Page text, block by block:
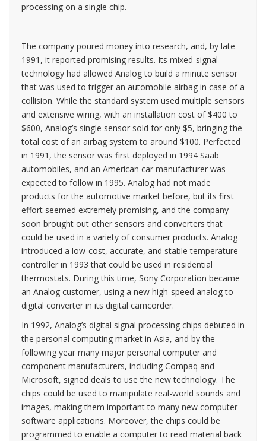
processing on a single chip.
The company poured money into research, and, by late
1991, it reported promising results. Its mixed-signal
technology had allowed Analog to build a minute sensor
that was used to trigger an automobile airbag in case of a
collision. While the standard system used multiple sensors
and extensive wiring, with an installation cost of $400 to
$600, Analog’s single sensor sold for only $5, bringing the
total cost of an airbag system to around $100. Perfected
in 1991, the sensor was first deployed in 1994 Saab
automobiles, and an American car manufacturer was
expected to follow in 1995. Analog had not made
products for the automotive market before, but its first
effort seemed extremely promising, and the company
soon brought out other sensors and converters that
could be used in a variety of consumer products. Analog
introduced a low-cost, accurate, and stable temperature
controller in 1993 that could be used in residential
thermostats. During this time, Sony Corporation became
an Analog customer, using a new high-speed analog to
digital converter in its digital camcorder.
In 1992, Analog’s digital signal processing chips debuted in
the personal computing market in Asia, and by the
following year many major personal computer and
component manufacturers, including Compaq and
Microsoft, signed deals to use the new technology. The
chips could be used to manipulate real-world sounds and
images, making them important to many new computer
software applications. Moreover, the chips could be
programmed to enable a computer to read material back